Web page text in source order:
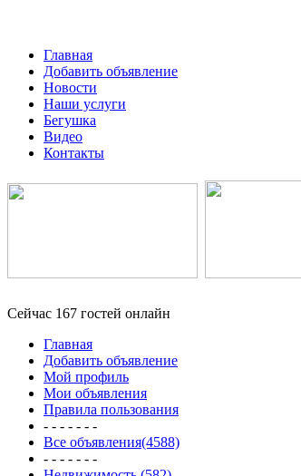
Главная
Добавить объявление
Новости
Наши услуги
Бегушка
Видео
Контакты
Сейчас 167 гостей онлайн
Главная
Добавить объявление
Мой профиль
Мои объявления
Правила пользования
- - - - - - -
Все объявления(4588)
- - - - - - -